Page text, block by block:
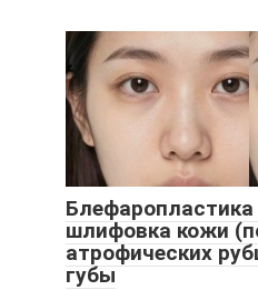
Блефаропластика
шлифовка кожи
атрофических
губы